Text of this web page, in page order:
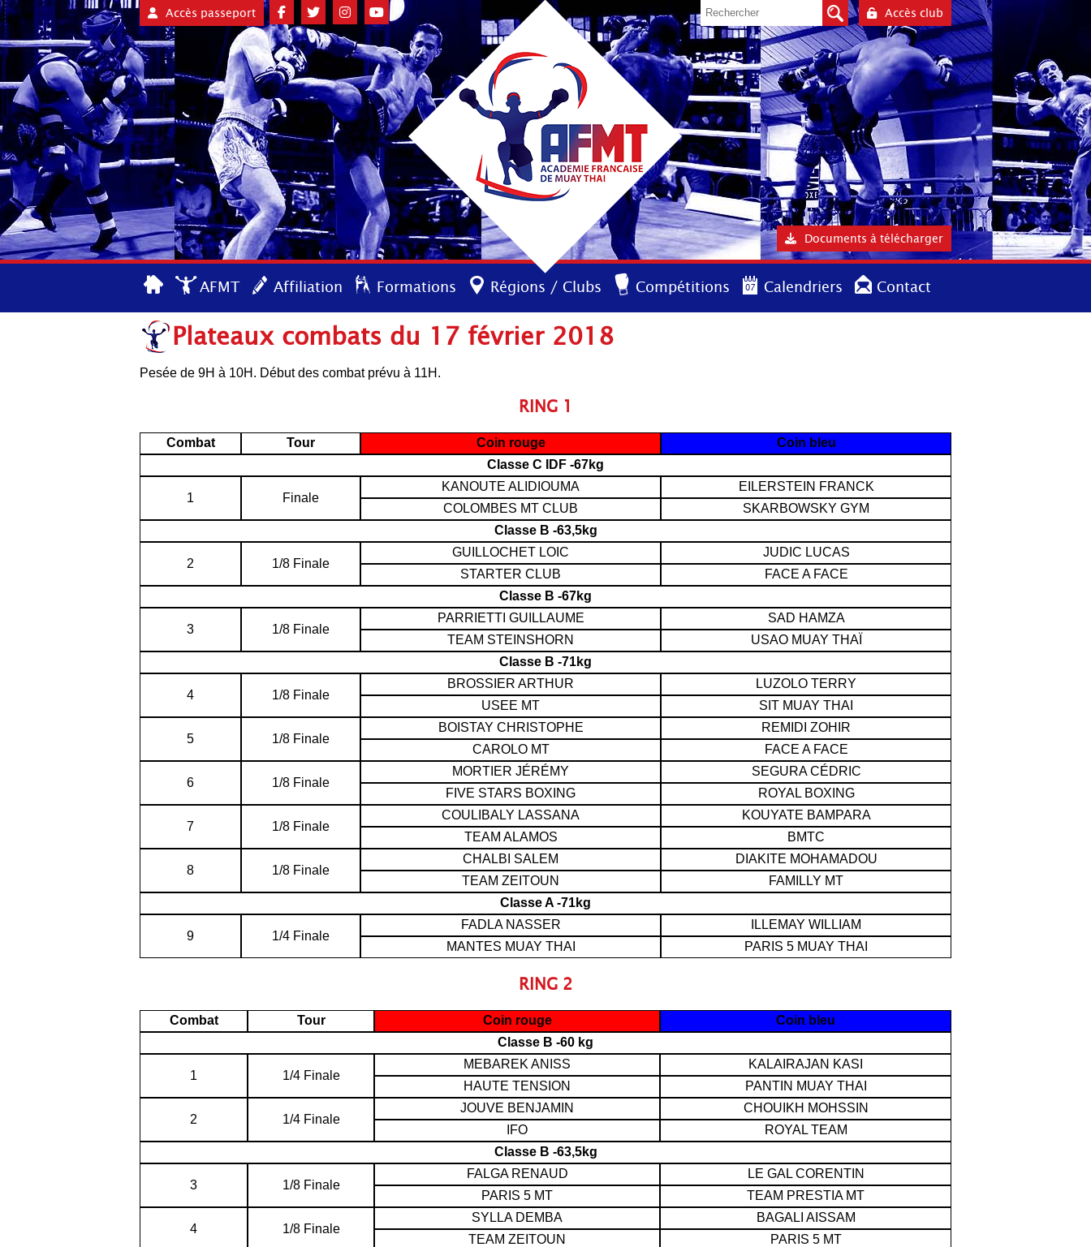
Accès passeport Accès club
Documents à télécharger
AFMT Affiliation Formations Régions / Clubs Compétitions Calendriers Contact
Plateaux combats du 17 février 2018
Pesée de 9H à 10H. Début des combat prévu à 11H.
RING 1
Combat Tour Coin rouge
Coin bleu
Classe C IDF -67kg
1 Finale
KANOUTE ALIDIOUMA
EILERSTEIN FRANCK
COLOMBES MT CLUB
SKARBOWSKY GYM
Classe B -63,5kg
2 1/8 Finale
GUILLOCHET LOIC
JUDIC LUCAS
STARTER CLUB
FACE A FACE
Classe B -67kg
3 1/8 Finale
PARRIETTI GUILLAUME
SAD HAMZA
TEAM STEINSHORN
USAO MUAY THAÏ
Classe B -71kg
4 1/8 Finale
BROSSIER ARTHUR
LUZOLO TERRY
USEE MT
SIT MUAY THAI
5 1/8 Finale
BOISTAY CHRISTOPHE
REMIDI ZOHIR
CAROLO MT
FACE A FACE
6 1/8 Finale
MORTIER JÉRÉMY
SEGURA CÉDRIC
FIVE STARS BOXING
ROYAL BOXING
7 1/8 Finale
COULIBALY LASSANA
KOUYATE BAMPARA
TEAM ALAMOS
BMTC
8 1/8 Finale
CHALBI SALEM
DIAKITE MOHAMADOU
TEAM ZEITOUN
FAMILLY MT
Classe A -71kg
9 1/4 Finale
FADLA NASSER
ILLEMAY WILLIAM
MANTES MUAY THAI
PARIS 5 MUAY THAI
RING 2
Combat Tour Coin rouge
Coin bleu
Classe B -60 kg
1 1/4 Finale
MEBAREK ANISS
KALAIRAJAN KASI
HAUTE TENSION
PANTIN MUAY THAI
2 1/4 Finale
JOUVE BENJAMIN
CHOUIKH MOHSSIN
IFO
ROYAL TEAM
Classe B -63,5kg
3 1/8 Finale
FALGA RENAUD
LE GAL CORENTIN
PARIS 5 MT
TEAM PRESTIA MT
4 1/8 Finale
SYLLA DEMBA
BAGALI AISSAM
TEAM ZEITOUN
PARIS 5 MT